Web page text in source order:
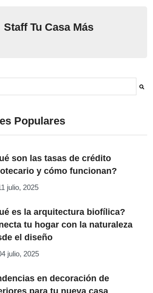
Staff Tu Casa Más
de búsqueda con una función de sugerencia
Populares
son las tasas de crédito
y cómo funcionan?
julio, 2025
es la arquitectura biofílica?
tu hogar con la naturaleza
el diseño
julio, 2025
en decoración de